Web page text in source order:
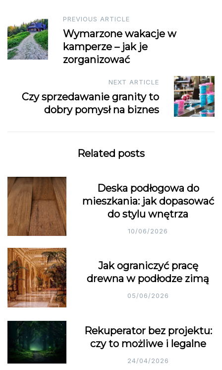
Post
navigation
PREVIOUS ARTICLE
Wymarzone wakacje w
kamperze – jak je
zorganizować
NEXT ARTICLE
Czy sprzedawanie granity to
dobry pomysł na biznes
Related posts
Deska podłogowa do
mieszkania: jak dopasować
do stylu wnętrza
10/06/2026
Jak ograniczyć pracę
drewna w podłodze zimą
05/06/2026
Rekuperator bez projektu:
czy to możliwe i legalne
24/04/2026